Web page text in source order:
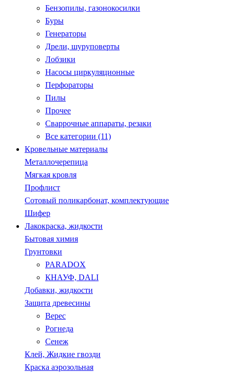
Бензопилы, газонокосилки
Буры
Генераторы
Дрели, шуруповерты
Лобзики
Насосы циркуляционные
Перфораторы
Пилы
Прочее
Сваррочные аппараты, резаки
Все категории (11)
Кровельные материалы
Металлочерепица
Мягкая кровля
Профлист
Сотовый поликарбонат, комплектующие
Шифер
Лакокраска, жидкости
Бытовая химия
Грунтовки
PARADOX
КНАУФ, DALI
Добавки, жидкости
Защита древесины
Верес
Рогнеда
Сенеж
Клей, Жидкие гвозди
Краска аэрозольная